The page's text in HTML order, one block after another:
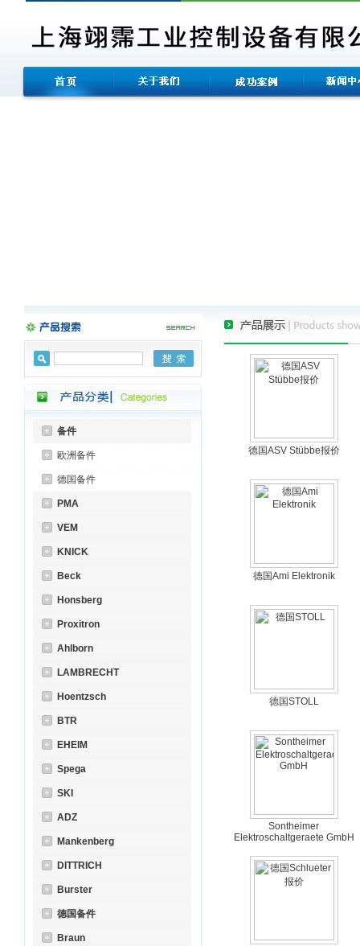
备件
欧洲备件
德国备件
PMA
VEM
KNICK
Beck
Honsberg
Proxitron
Ahlborn
LAMBRECHT
Hoentzsch
BTR
EHEIM
Spega
SKI
ADZ
Mankenberg
DITTRICH
Burster
德国备件
Braun
德国ASV Stübbe报价
德国Ami Elektronik
德国STOLL
Sontheimer
Elektroschaltgeraete GmbH